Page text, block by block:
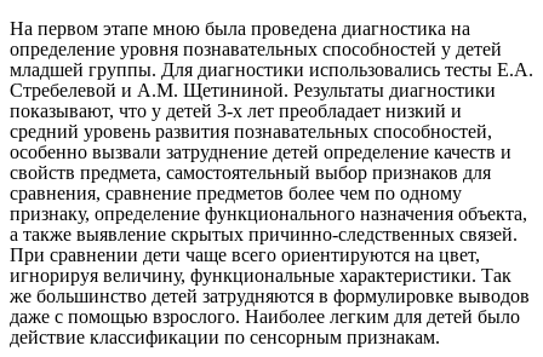
На первом этапе мною была проведена диагностика на
определение уровня познавательных способностей у детей
младшей группы. Для диагностики использовались тесты Е.А.
Стребелевой и А.М. Щетининой. Результаты диагностики
показывают, что у детей 3-х лет преобладает низкий и
средний уровень развития познавательных способностей,
особенно вызвали затруднение детей определение качеств и
свойств предмета, самостоятельный выбор признаков для
сравнения, сравнение предметов более чем по одному
признаку, определение функционального назначения объекта,
а также выявление скрытых причинно-следственных связей.
При сравнении дети чаще всего ориентируются на цвет,
игнорируя величину, функциональные характеристики. Так
же большинство детей затрудняются в формулировке выводов
даже с помощью взрослого. Наиболее легким для детей было
действие классификации по сенсорным признакам.